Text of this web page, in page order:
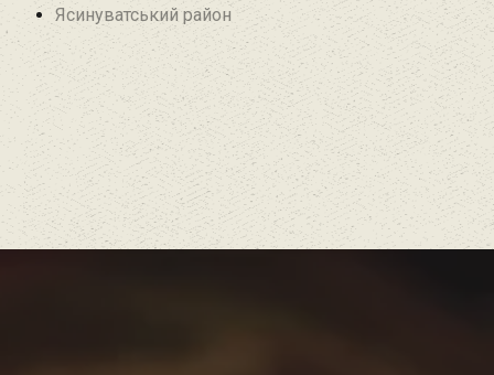
Ясинуватський район